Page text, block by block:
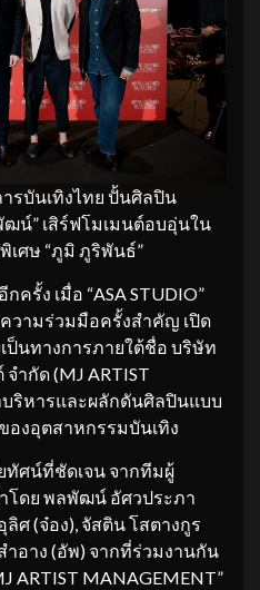
รบันเทิงไทย ปั้นศิลปิน
น์” เสิร์ฟโมเมนต์อบอุ่นใน
เศษ “ภูมิ ภูริพันธ์”
รั้ง เมื่อ “ASA STUDIO”
ความร่วมมือครั้งสำคัญ เปิด
ป็นทางการภายใต้ชื่อ บริษัท
จำกัด (MJ ARTIST
บริหารและผลักดันศิลปินแบบ
งอุตสาหกรรมบันเทิง
ทัศน์ที่ชัดเจน จากทีมผู้
โดย พลพัฒน์ อัศวประภา
ศ (จ๋อง), จัสติน โสตางกูร
อาง (อัพ) จากที่ร่วมงานกัน
ARTIST MANAGEMENT”